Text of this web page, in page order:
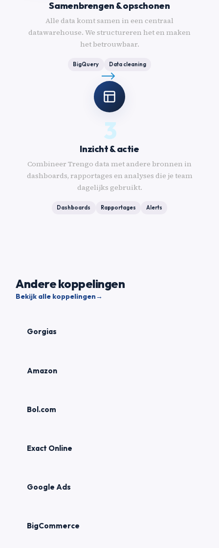
Samenbrengen & opschonen
Alle data komt samen in een centraal
datawarehouse. We structureren het en maken
het betrouwbaar.
BigQuery Data cleaning
3
Inzicht & actie
Combineer Trengo data met andere bronnen in
dashboards, rapportages en analyses die je team
dagelijks gebruikt.
Dashboards Rapportages Alerts
Andere koppelingen
Bekijk alle koppelingen→
Gorgias
Amazon
Bol.com
Exact Online
Google Ads
BigCommerce